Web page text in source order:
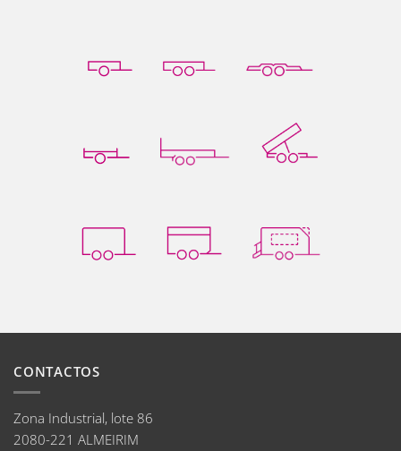
CONTACTOS
Zona Industrial, lote 86
2080-221 ALMEIRIM